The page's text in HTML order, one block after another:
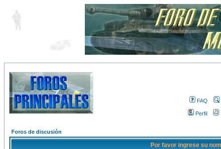
FAQ
Perfil
Foros de discusión
Por favor ingrese su